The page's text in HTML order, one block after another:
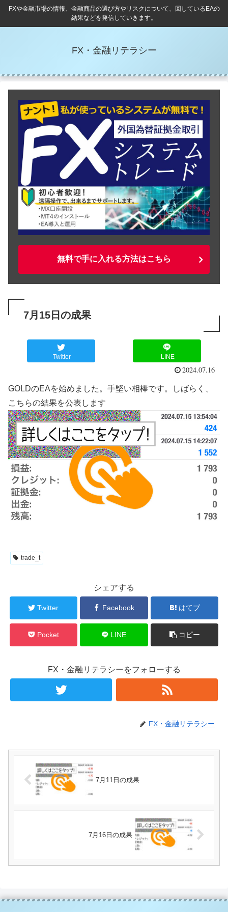
FXや金融市場の情報、金融商品の選び方やリスクについて、回しているEAの
結果などを発信していきます。
FX・金融リテラシー
無料で手に入れる方法はこちら
7月15日の成果
Twitter LINE
2024.07.16
GOLDのEAを始めました。手堅い相棒です。しばらく、
こちらの結果を公表します
trade_t
シェアする
Twitter Facebook はてブ
Pocket LINE コピー
FX・金融リテラシーをフォローする
FX・金融リテラシー
7月11日の成果
7月16日の成果